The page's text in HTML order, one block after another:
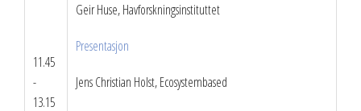
11.45
-
13.15
Geir Huse, Havforskningsinstituttet
Presentasjon
Jens Christian Holst, Ecosystembased